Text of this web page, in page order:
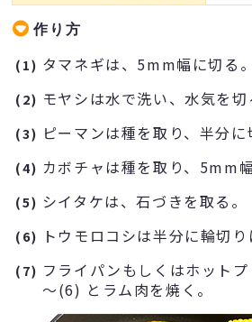
作り方
(1) タマネギは、5mm幅に切る。
(2) モヤシは水で洗い、水気を切
(3) ピーマンは種を取り、半分に
(4) カボチャは種を取り、5mm幅
(5) シイタケは、石づきを取る。
(6) トウモロコシは半分に輪切り
(7) フライパンもしくはホット
～(6) とラム肉を焼く。